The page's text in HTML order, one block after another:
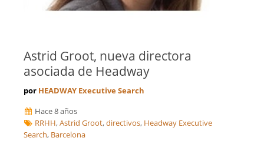
Astrid Groot, nueva directora
asociada de Headway
por HEADWAY Executive Search
Hace 8 años
RRHH,Astrid Groot,directivos, Headway Executive
Search, Barcelona